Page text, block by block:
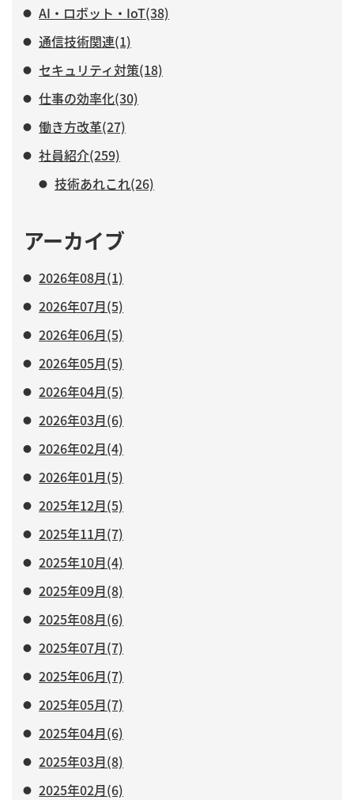
AI・ロボット・IoT(38)
通信技術関連(1)
セキュリティ対策(18)
仕事の効率化(30)
働き方改革(27)
社員紹介(259)
技術あれこれ(26)
アーカイブ
2026年08月(1)
2026年07月(5)
2026年06月(5)
2026年05月(5)
2026年04月(5)
2026年03月(6)
2026年02月(4)
2026年01月(5)
2025年12月(5)
2025年11月(7)
2025年10月(4)
2025年09月(8)
2025年08月(6)
2025年07月(7)
2025年06月(7)
2025年05月(7)
2025年04月(6)
2025年03月(8)
2025年02月(6)